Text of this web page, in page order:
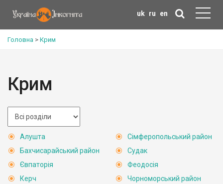
uk ru en
Головна > Крим
Крим
Алушта
Бахчисарайський район
Євпаторія
Керч
Сімферопольський район
Судак
Феодосія
Чорноморський район